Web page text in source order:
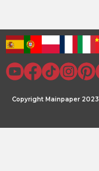
Copyright Mainpaper 2023